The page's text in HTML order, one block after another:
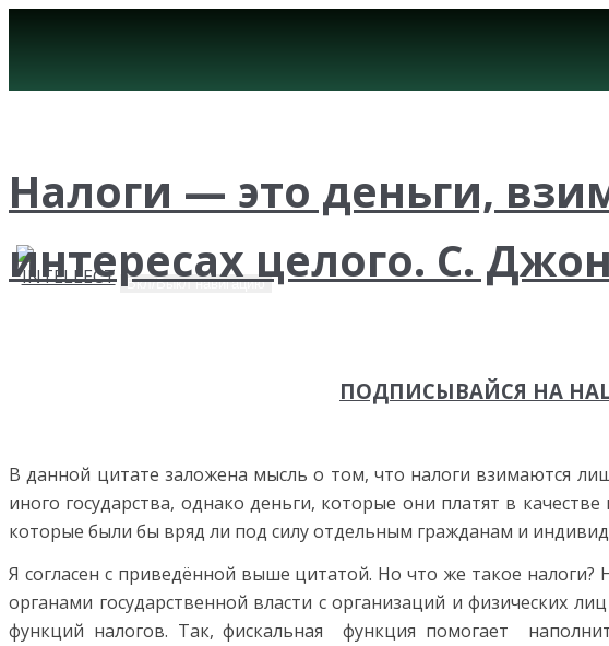
Вкл/Выкл навигацию
Налоги — это деньги,
интересах целого. С.
ПОДПИСЫВАЙСЯ НА
В данной цитате заложена мысль о том, что налоги взимаются
иного государства, однако деньги, которые они платят в
которые были бы вряд ли под силу отдельным гражданам и
Я согласен с приведённой выше цитатой. Но что же такое
органами государственной власти с организаций и физических
функций налогов. Так, фискальная функция помогает